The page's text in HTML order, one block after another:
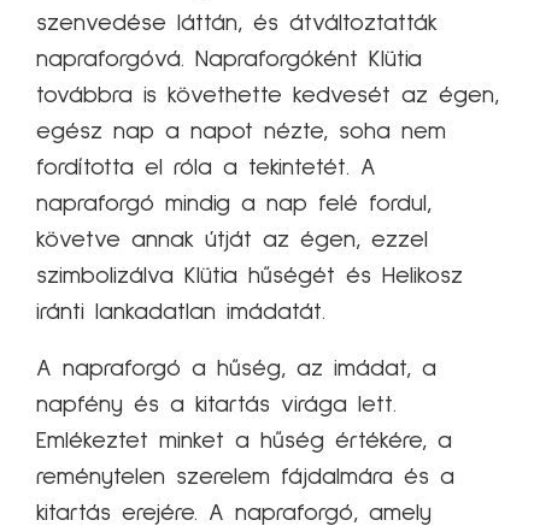
szenvedése láttán, és átváltoztatták
napraforgóvá. Napraforgóként Klütia
továbbra is követhette kedvesét az égen,
egész nap a napot nézte, soha nem
fordította el róla a tekintetét. A
napraforgó mindig a nap felé fordul,
követve annak útját az égen, ezzel
szimbolizálva Klütia hűségét és Helikosz
iránti lankadatlan imádatát.
A napraforgó a hűség, az imádat, a
napfény és a kitartás virága lett.
Emlékeztet minket a hűség értékére, a
reménytelen szerelem fájdalmára és a
kitartás erejére. A napraforgó, amely